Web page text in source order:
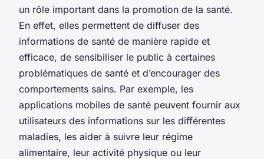
un rôle important dans la promotion de la santé.
En effet, elles permettent de diffuser des
informations de santé de manière rapide et
efficace, de sensibiliser le public à certaines
problématiques de santé et d’encourager des
comportements sains. Par exemple, les
applications mobiles de santé peuvent fournir aux
utilisateurs des informations sur les différentes
maladies, les aider à suivre leur régime
alimentaire, leur activité physique ou leur